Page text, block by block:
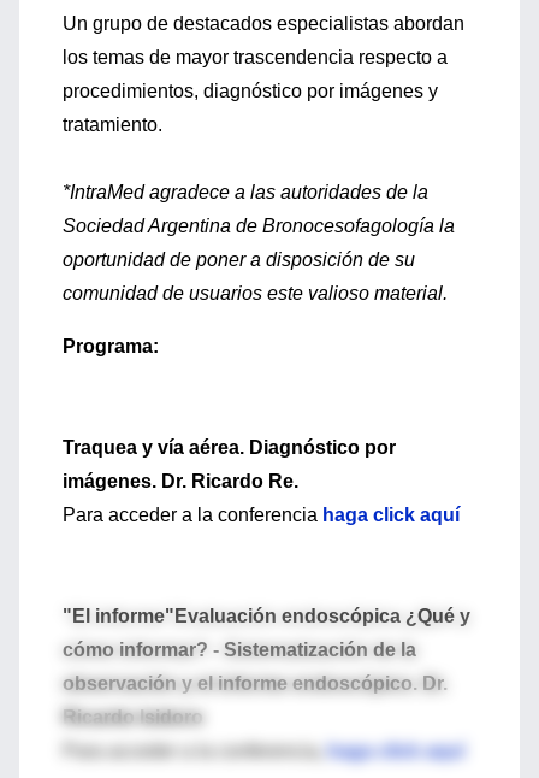
Un grupo de destacados especialistas abordan
los temas de mayor trascendencia respecto a
procedimientos, diagnóstico por imágenes y
tratamiento.
*IntraMed agradece a las autoridades de la
Sociedad Argentina de Bronocesofagología la
oportunidad de poner a disposición de su
comunidad de usuarios este valioso material.
Programa:
Traquea y vía aérea. Diagnóstico por
imágenes. Dr. Ricardo Re.
Para acceder a la conferencia haga click aquí
"El informe"Evaluación endoscópica ¿Qué y
cómo informar? - Sistematización de la
observación y el informe endoscópico. Dr.
Ricardo Isidoro
haga click aquí